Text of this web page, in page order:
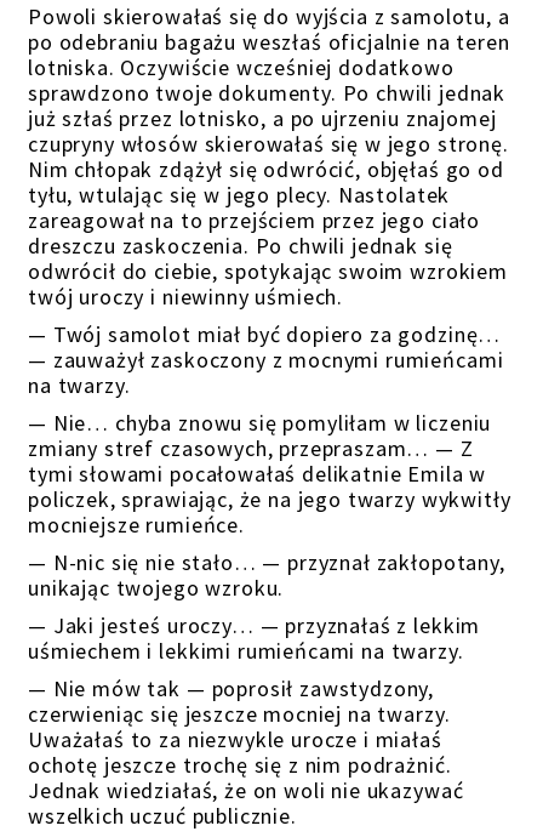
Powoli skierowałaś się do wyjścia z samolotu, a
po odebraniu bagażu weszłaś oficjalnie na teren
lotniska. Oczywiście wcześniej dodatkowo
sprawdzono twoje dokumenty. Po chwili jednak
już szłaś przez lotnisko, a po ujrzeniu znajomej
czupryny włosów skierowałaś się w jego stronę.
Nim chłopak zdążył się odwrócić, objęłaś go od
tyłu, wtulając się w jego plecy. Nastolatek
zareagował na to przejściem przez jego ciało
dreszczu zaskoczenia. Po chwili jednak się
odwrócił do ciebie, spotykając swoim wzrokiem
twój uroczy i niewinny uśmiech.
— Twój samolot miał być dopiero za godzinę…
— zauważył zaskoczony z mocnymi rumieńcami
na twarzy.
— Nie… chyba znowu się pomyliłam w liczeniu
zmiany stref czasowych, przepraszam… — Z
tymi słowami pocałowałaś delikatnie Emila w
policzek, sprawiając, że na jego twarzy wykwitły
mocniejsze rumieńce.
— N-nic się nie stało… — przyznał zakłopotany,
unikając twojego wzroku.
— Jaki jesteś uroczy… — przyznałaś z lekkim
uśmiechem i lekkimi rumieńcami na twarzy.
— Nie mów tak — poprosił zawstydzony,
czerwieniąc się jeszcze mocniej na twarzy.
Uważałaś to za niezwykle urocze i miałaś
ochotę jeszcze trochę się z nim podrażnić.
Jednak wiedziałaś, że on woli nie ukazywać
wszelkich uczuć publicznie.